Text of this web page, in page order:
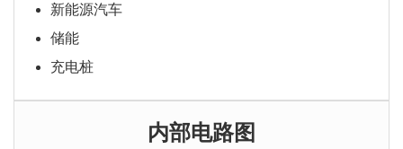
新能源汽车
储能
充电桩
内部电路图